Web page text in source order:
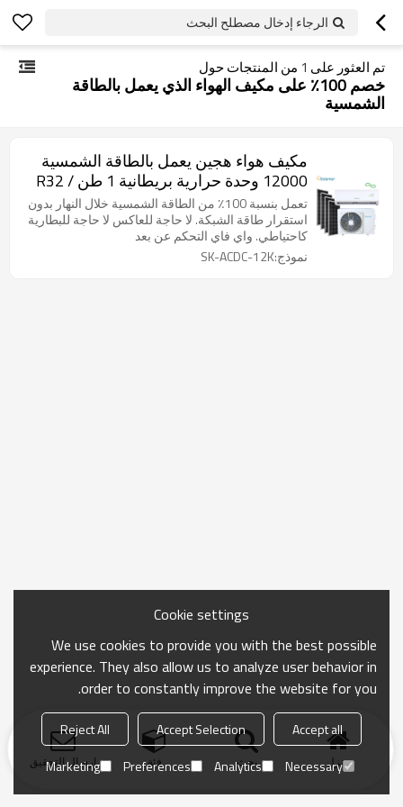
الرجاء إدخال مصطلح البحث
تم العثور على 1 من المنتجات حول
خصم 100٪ على مكيف الهواء الذي يعمل بالطاقة
الشمسية
مكيف هواء هجين يعمل بالطاقة الشمسية
12000 وحدة حرارية بريطانية 1 طن R32 /
R410A بارد وساخن
تعمل بنسبة 100٪ من الطاقة الشمسية خلال النهار بدون
استقرار طاقة الشبكة. لا حاجة للعاكس لا حاجة للبطارية
كاحتياطي. واي فاي التحكم عن بعد
نموذج:SK-ACDC-12K
منزل بحث فئة ارسال التحقيق
Cookie settings
We use cookies to provide you with the best possible
experience. They also allow us to analyze user behavior in
order to constantly improve the website for you.
Accept all
Accept Selection
Reject All
Necessary
Analytics
Preferences
Marketing